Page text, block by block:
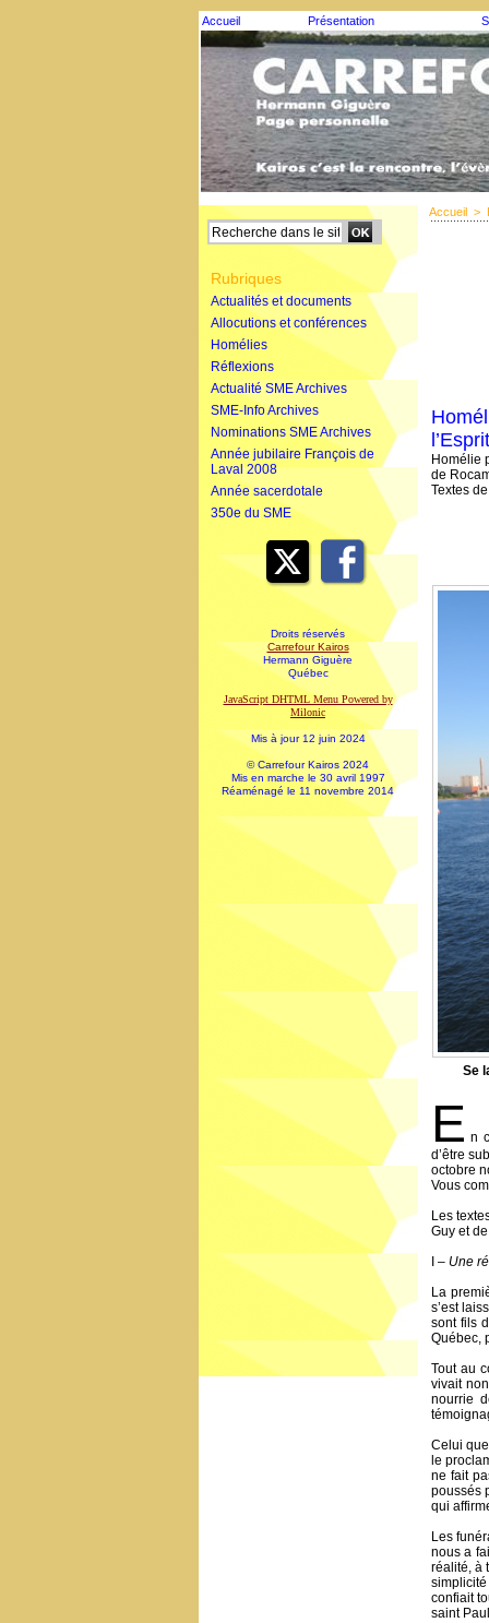
Accueil Présentation
Rubriques
Actualités et documents
Allocutions et conférences
Homélies
Réflexions
Actualité SME Archives
SME-Info Archives
Nominations SME Archives
Année jubilaire François de
Laval 2008
Année sacerdotale
350e du SME
Droits réservés
Carrefour Kairos
Hermann Giguère
Québec
JavaScript DHTML Menu Powered by
Milonic
Mis à jour 12 juin 2024
© Carrefour Kairos 2024
Mis en marche le 30 avril 1997
Réaménagé le 11 novembre 2014
Accueil >
Homélie
de
Textes
Se
E n
d’être
octobre
Vous
Les
Guy et
I – Une
La
s’est
sont fils
Québec,
Tout au
vivait
nourrie
Celui
le
ne fait
poussés
qui
Les
nous a
réalité, à
confiait
saint